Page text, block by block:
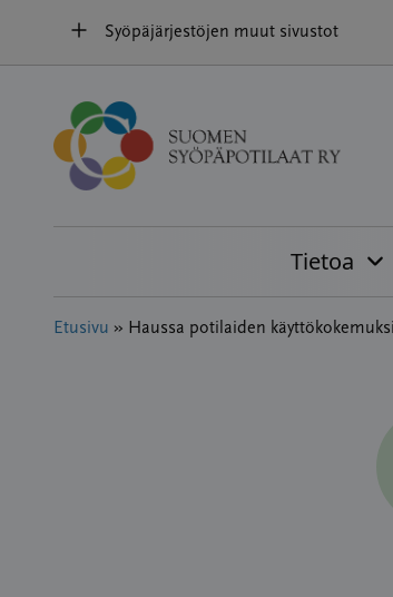
sisältöön
Syöpäjärjestöjen muut sivustot
Tietoa
Etusivu » Haussa potilaiden